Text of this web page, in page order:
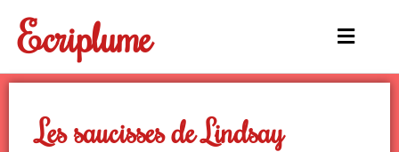
contenu
Ecriplume
Main
Les saucisses de Lindsay